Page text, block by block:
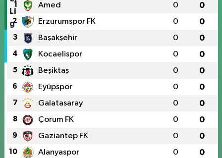
1 Amed 0 0
2 Erzurumspor FK 0 0
3 Başakşehir 0 0
4 Kocaelispor 0 0
5 Beşiktaş 0 0
6 Eyüpspor 0 0
7 Galatasaray 0 0
8 Çorum FK 0 0
9 Gaziantep FK 0 0
10 Alanyaspor 0 0